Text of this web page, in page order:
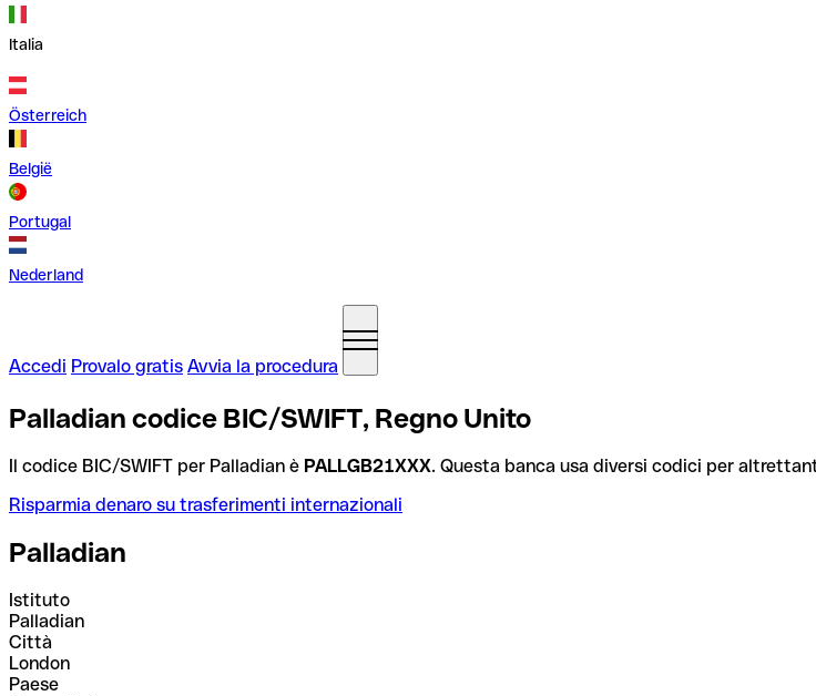
Italia
Österreich
België
Portugal
Nederland
Accedi Provalo gratis Avvia la procedura
Palladian codice BIC/SWIFT, Regno Unito
Il codice BIC/SWIFT per Palladian è PALLGB21XXX. Questa banca usa diversi codici per
Risparmia denaro su trasferimenti internazionali
Palladian
Istituto
Palladian
Città
London
Paese